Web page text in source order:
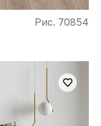
Рис. 70854